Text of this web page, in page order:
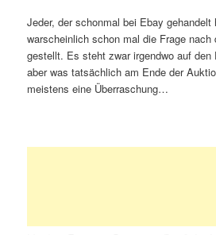
Jeder, der schonmal bei Ebay
warscheinlich schon mal die Frage nach
gestellt. Es steht zwar irgendwo auf den
aber was tatsächlich am Ende der
meistens eine Überraschung…